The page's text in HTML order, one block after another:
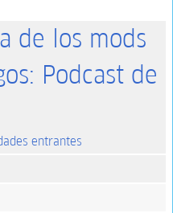
de los mods
Podcast de
entrantes